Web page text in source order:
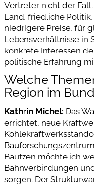
Vertreter nicht der
Land, friedliche
niedrigere Preise, für
Lebensverhältnisse in
konkrete Interessen
politische Erfahrung
Welche
Region im
Kathrin Michel: Das
errichtet, neue
Bautzen möchte ich
Bahnverbindungen
sorgen. Der